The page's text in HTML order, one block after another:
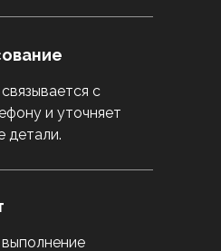
с
и уточняет
детали.